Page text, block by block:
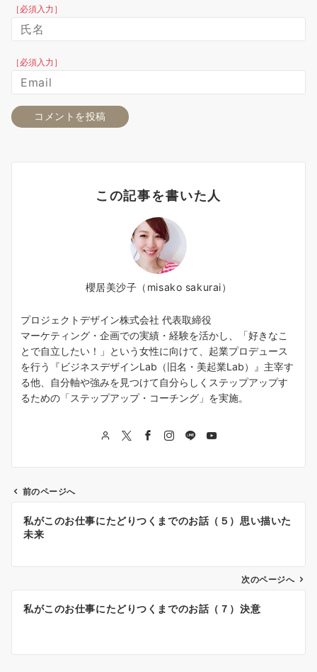
［必須入力］
［必須入力］
この記事を書いた人
櫻居美沙子（misako sakurai）
プロジェクトデザイン株式会社 代表取締役
マーケティング・企画での実績・経験を活かし、「好きなこ
とで自立したい！」という女性に向けて、起業プロデュース
を行う『ビジネスデザインLab（旧名・美起業Lab）』主宰す
る他、自分軸や強みを見つけて自分らしくステップアップす
るための「ステップアップ・コーチング」を実施。
投
稿
ゲ
シ
前のページへ
私がこのお仕事にたどりつくまでのお話（５）思い描いた
未来
次のページへ
私がこのお仕事にたどりつくまでのお話（７）決意